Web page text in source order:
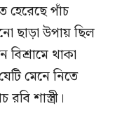
হেরেছে পাঁচ
ছাড়া উপায় ছিল
থাকা
মেনে নিতে
শাস্ত্রী।